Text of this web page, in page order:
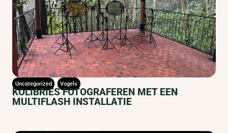
Uncategorized Vogels
KOLIBRIES FOTOGRAFEREN MET EEN
MULTIFLASH INSTALLATIE